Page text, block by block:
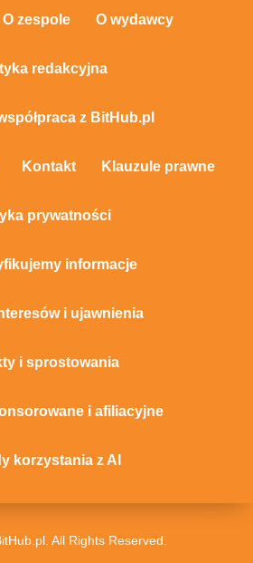
O zespole O wydawcy
redakcyjna
z BitHub.pl
Kontakt Klauzule prawne
prywatności
informacje
i ujawnienia
i sprostowania
i afiliacyjne
korzystania z AI
All Rights Reserved.